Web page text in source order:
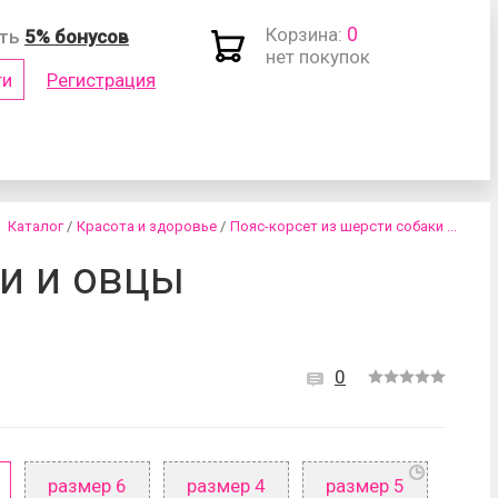
5% бонусов
Регистрация
Корзина: 0
нет покупок
Каталог / Красота и здоровье / Пояс-корсет из шерсти собаки ...
и овцы
0
размер 6 размер 4 размер 5